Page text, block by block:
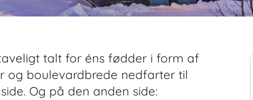
talt for éns fødder i form af
og boulevardbrede nedfarter til
Og på den anden side: